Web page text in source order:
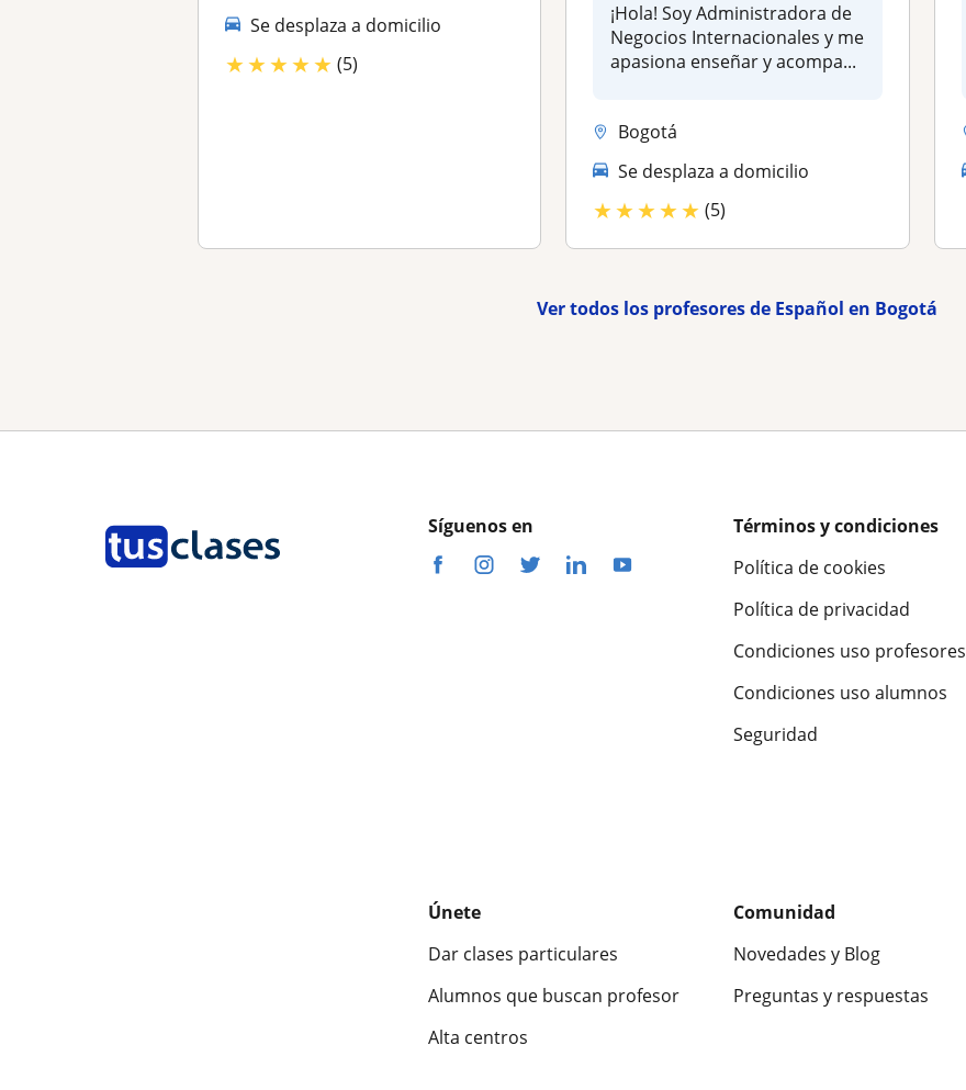
Se desplaza a domicilio
★★★★★ (5)
¡Hola! Soy Administradora de
Negocios Internacionales y me
apasiona enseñar y acompa...
Bogotá
Se desplaza a domicilio
★★★★★ (5)
Ver todos los profesores de Español en Bogotá
Síguenos en
Términos y condiciones
Política de cookies
Política de privacidad
Condiciones uso profesores
Condiciones uso alumnos
Seguridad
Únete
Dar clases particulares
Alumnos que buscan profesor
Alta centros
Comunidad
Novedades y Blog
Preguntas y respuestas